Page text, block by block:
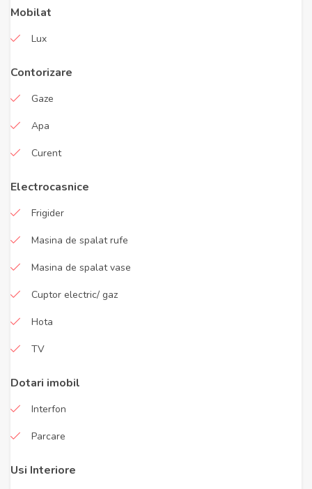
Mobilat
Lux
Contorizare
Gaze
Apa
Curent
Electrocasnice
Frigider
Masina de spalat rufe
Masina de spalat vase
Cuptor electric/ gaz
Hota
TV
Dotari imobil
Interfon
Parcare
Usi Interiore